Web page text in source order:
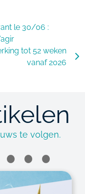
le 30/06 :
tot 52 weken
vanaf 2026
te volgen.